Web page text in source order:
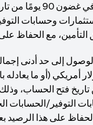
بالعملات الأخرى) في
وحسابات
التأمين، مع الحفاظ
إلى حد أدنى
200,000 دولار أمريكي (أو ما
من تاريخ فتح الحساب،
التوفير/الحسابات
على هذا الرصيد